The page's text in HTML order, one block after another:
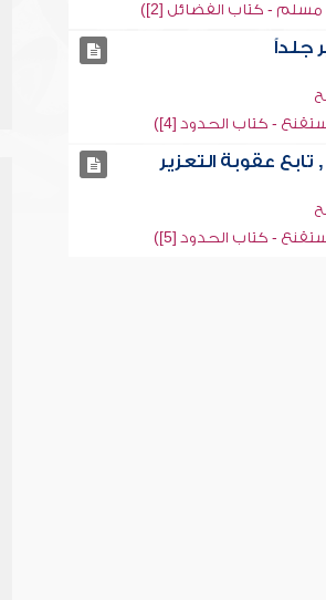
- كتاب الفضائل [2])
جلداً
- كتاب الحدود [4])
, تابع عقوبة التعزير
- كتاب الحدود [5])